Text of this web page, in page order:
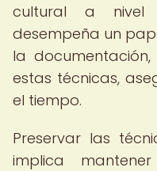
cultural a nivel
desempeña un
la
estas técnicas,
el tiempo.
Preservar las
implica